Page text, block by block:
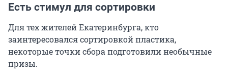
Есть стимул для сортировки
Для тех жителей Екатеринбурга, кто
заинтересовался сортировкой пластика,
некоторые точки сбора подготовили необычные
призы.